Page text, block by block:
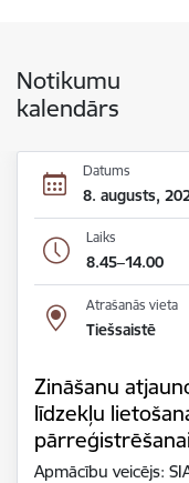
Notikumu
kalendārs
Datums
8. augusts,
Laiks
8.45–14.00
Atrašanās vieta
Tiešsaistē
Zināšanu
līdzekļu
pārreģistrēšanai
Apmācību veicējs: